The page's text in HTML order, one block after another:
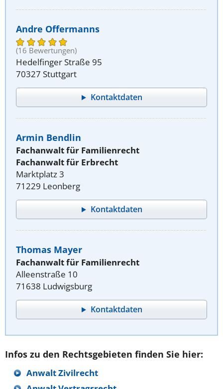
Andre Offermanns
(16 Bewertungen)
Hedelfinger Straße 95
70327 Stuttgart
Kontaktdaten
Armin Bendlin
Fachanwalt für Familienrecht
Fachanwalt für Erbrecht
Marktplatz 3
71229 Leonberg
Kontaktdaten
Thomas Mayer
Fachanwalt für Familienrecht
Alleenstraße 10
71638 Ludwigsburg
Kontaktdaten
Infos zu den Rechtsgebieten finden Sie hier:
Anwalt Zivilrecht